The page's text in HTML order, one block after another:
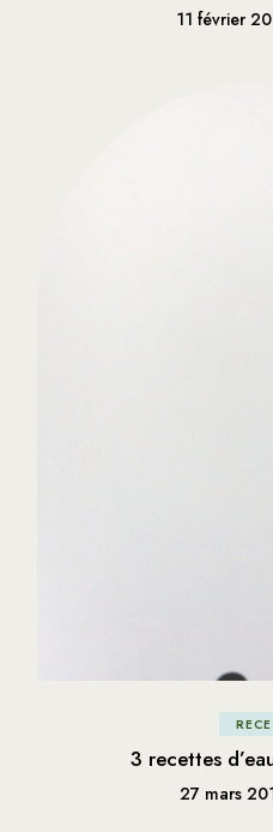
11 février
3 recettes
27 mars